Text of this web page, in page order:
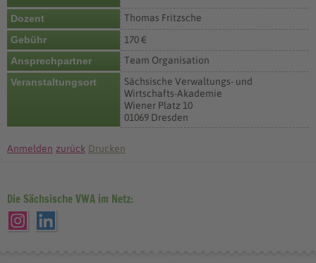
Dozent
Thomas Fritzsche
Gebühr
170 €
Ansprechpartner
Team Organisation
Veranstaltungsort
Sächsische Verwaltungs- und
Wirtschafts-Akademie
Wiener Platz 10
01069 Dresden
Anmelden zurück Drucken
Die Sächsische VWA im Netz: